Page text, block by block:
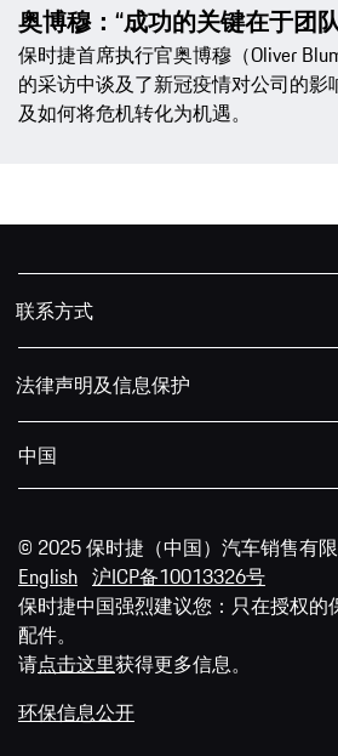
奥博穆：“成功的关键在于团
保时捷首席执行官奥博穆（Oliver
的采访中谈及了新冠疫情对公司的影
及如何将危机转化为机遇。
联系方式
法律声明及信息保护
中国
© 2025 保时捷（中国）汽车销售有
English 沪ICP备10013326号
保时捷中国强烈建议您：只在授权的
配件。
请点击这里获得更多信息。
环保信息公开